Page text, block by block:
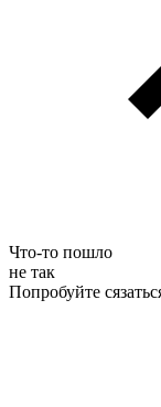
Что-то пошло
не так
Попробуйте